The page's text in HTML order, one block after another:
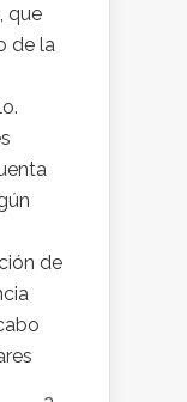
que
de la
de